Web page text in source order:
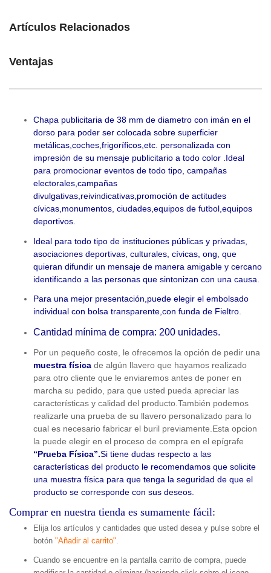
Artículos Relacionados
Ventajas
Chapa publicitaria de 38 mm de diametro con imán en el
dorso para poder ser colocada sobre superficier
metálicas,coches,frigoríficos,etc. personalizada con
impresión de su mensaje publicitario a todo color .Ideal
para promocionar eventos de todo tipo, campañas
electorales,campañas
divulgativas,reivindicativas,promoción de actitudes
cívicas,monumentos, ciudades,equipos de futbol,equipos
deportivos.
Ideal para todo tipo de instituciones públicas y privadas,
asociaciones deportivas, culturales, cívicas, ong, que
quieran difundir un mensaje de manera amigable y cercano
identificando a las personas que sintonizan con una causa.
Para una mejor presentación,puede elegir el embolsado
individual con bolsa transparente,con funda de Fieltro.
Cantidad mínima de compra: 200 unidades.
Por un pequeño coste, le ofrecemos la opción de pedir una
muestra física de algún llavero que hayamos realizado
para otro cliente que le enviaremos antes de poner en
marcha su pedido, para que usted pueda apreciar las
características y calidad del producto.También podemos
realizarle una prueba de su llavero personalizado para lo
cual es necesario fabricar el buril previamente.Esta opcion
la puede elegir en el proceso de compra en el epígrafe
“Prueba Física”.Si tiene dudas respecto a las
características del producto le recomendamos que solicite
una muestra física para que tenga la seguridad de que el
producto se corresponde con sus deseos.
Comprar en nuestra tienda es sumamente fácil:
Elija los artículos y cantidades que usted desea y pulse sobre el
botón "Añadir al carrito"
Cuando se encuentre en la pantalla carrito de compra, puede